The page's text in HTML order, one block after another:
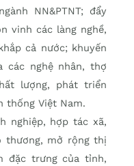
NN&PTNT; đẩy
vinh các làng nghề,
cả nước; khuyến
các nghệ nhân, thợ
lượng, phát triển
thống Việt Nam.
nghiệp, hợp tác xã,
thương, mở rộng thị
đặc trưng của tỉnh,